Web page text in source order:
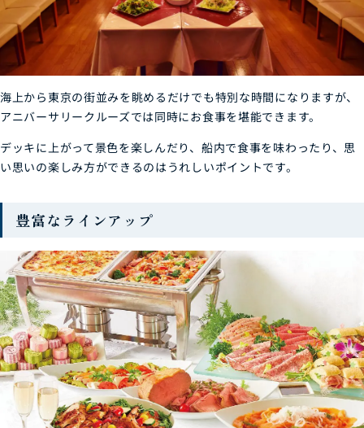
海上から東京の街並みを眺めるだけでも特別な時間になりますが、
アニバーサリークルーズでは同時にお食事を堪能できます。
デッキに上がって景色を楽しんだり、船内で食事を味わったり、思
い思いの楽しみ方ができるのはうれしいポイントです。
豊富なラインアップ